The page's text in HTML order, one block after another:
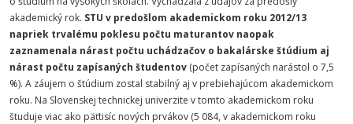
akademický rok. STU v predošlom akademickom roku 2012/13
napriek trvalému poklesu počtu maturantov naopak
zaznamenala nárast počtu uchádzačov o bakalárske štúdium aj
nárast počtu zapísaných študentov (počet zapísaných narástol o 7,5
%). A záujem o štúdium zostal stabilný aj v prebiehajúcom akademickom
roku. Na Slovenskej technickej univerzite v tomto akademickom roku
študuje viac ako päťtisíc nových prvákov (5 084, v akademickom roku